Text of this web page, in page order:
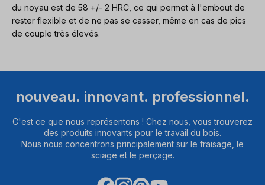
du noyau est de 58 +/- 2 HRC, ce qui permet à l'embout de
rester flexible et de ne pas se casser, même en cas de pics
de couple très élevés.
nouveau. innovant. professionnel.
C'est ce que nous représentons ! Chez nous, vous trouverez
des produits innovants pour le travail du bois.
Nous nous concentrons principalement sur le fraisage, le
sciage et le perçage.